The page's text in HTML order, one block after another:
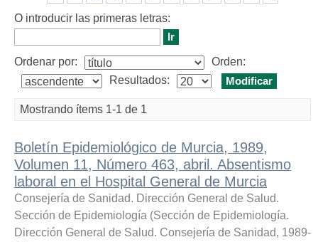
O introducir las primeras letras:
Ordenar por:
Orden:
Resultados:
Mostrando ítems 1-1 de 1
Boletín Epidemiológico de Murcia, 1989,
Volumen 11, Número 463, abril. Absentismo
laboral en el Hospital General de Murcia
Consejería de Sanidad. Dirección General de Salud.
Sección de Epidemiología (Sección de Epidemiología.
Dirección General de Salud. Consejería de Sanidad, 1989-